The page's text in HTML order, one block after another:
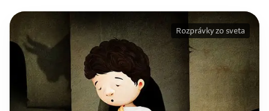
Rozprávky zo sveta